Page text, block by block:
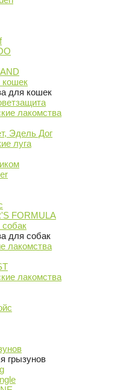
кошек
для кошек
лакомства
Эдель Дог
луга
FORMULA
для собак
лакомства
лакомства
грызунов